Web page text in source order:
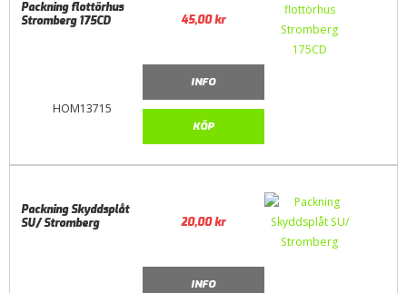
HOM13715
Packning flottörhus
Stromberg 175CD
45,00kr
INFO
KÖP
Packning Skyddsplåt
SU/ Stromberg
20,00kr
INFO